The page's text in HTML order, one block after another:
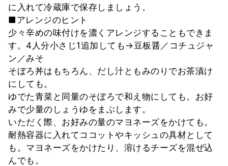
に入れて冷蔵庫で保存しましょう。
■アレンジのヒント
少々辛めの味付けを濃くアレンジすることもできま
す。4人分小さじ1追加しても→豆板醤／コチュジャ
ン／みそ
そぼろ丼はもちろん、だし汁ともみのりでお茶漬け
にしても。
ゆでた青菜と同量のそぼろで和え物にしても。お好
みで少量のしょうゆをまぶします。
いただく際、お好みの量のマヨネーズをかけても。
耐熱容器に入れてココットやキッシュの具材として
も。マヨネーズをかけたり、溶けるチーズを混ぜ込
んでも。